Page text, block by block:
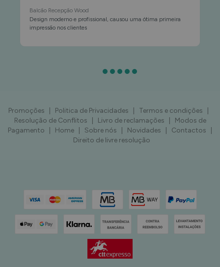
Balcão Recepção Wood
Design moderno e profissional, causou uma ótima primeira
impressão nos clientes
Promoções Politica de Privacidades Termos e condições
Resolução de Conflitos
Livro de reclamações
Modos de
Pagamento
Home Sobre nós Novidades Contactos
Direito de livre resolução